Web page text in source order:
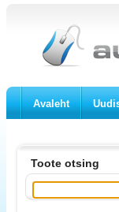
Avaleht
Toote otsing